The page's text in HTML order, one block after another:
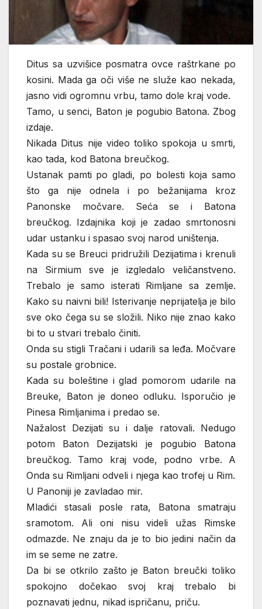
Ditus sa uzvišice posmatra ovce raštrkane po
kosini. Mada ga oči više ne služe kao nekada,
jasno vidi ogromnu vrbu, tamo dole kraj vode.
Tamo, u senci, Baton je pogubio Batona. Zbog
izdaje.
Nikada Ditus nije video toliko spokoja u smrti,
kao tada, kod Batona breučkog.
Ustanak pamti po gladi, po bolesti koja samo
što ga nije odnela i po bežanijama kroz
Panonske močvare. Seća se i Batona
breučkog. Izdajnika koji je zadao smrtonosni
udar ustanku i spasao svoj narod uništenja.
Kada su se Breuci pridružili Dezijatima i krenuli
na Sirmium sve je izgledalo veličanstveno.
Trebalo je samo isterati Rimljane sa zemlje.
Kako su naivni bili! Isterivanje neprijatelja je bilo
sve oko čega su se složili. Niko nije znao kako
bi to u stvari trebalo činiti.
Onda su stigli Tračani i udarili sa leđa. Močvare
su postale grobnice.
Kada su boleštine i glad pomorom udarile na
Breuke, Baton je doneo odluku. Isporučio je
Pinesa Rimljanima i predao se.
Nažalost Dezijati su i dalje ratovali. Nedugo
potom Baton Dezijatski je pogubio Batona
breučkog. Tamo kraj vode, podno vrbe. A
Onda su Rimljani odveli i njega kao trofej u Rim.
U Panoniji je zavladao mir.
Mladići stasali posle rata, Batona smatraju
sramotom. Ali oni nisu videli užas Rimske
odmazde. Ne znaju da je to bio jedini način da
im se seme ne zatre.
Da bi se otkrilo zašto je Baton breučki toliko
spokojno dočekao svoj kraj trebalo bi
poznavati jednu, nikad ispričanu, priču.